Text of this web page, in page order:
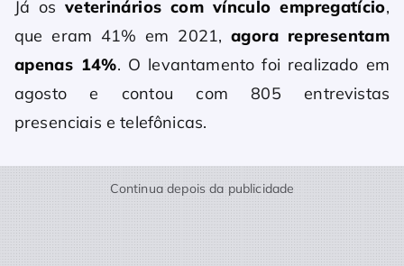
Já os veterinários com vínculo empregatício,
que eram 41% em 2021,agora representam
apenas 14%. O levantamento foi realizado em
agosto e contou com 805 entrevistas
presenciais e telefônicas.
Continua depois da publicidade